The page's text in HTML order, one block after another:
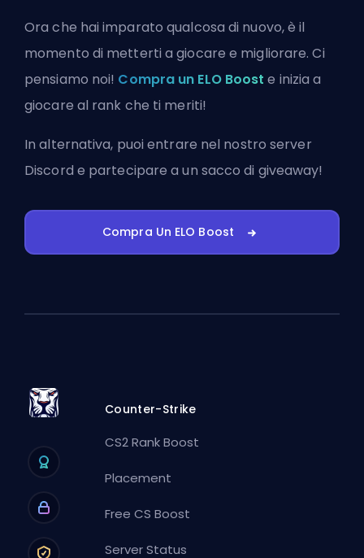
Ora che hai imparato qualcosa di nuovo, è il
momento di metterti a giocare e migliorare. Ci
pensiamo noi! Compra un ELO Boost e inizia a
giocare al rank che ti meriti!
In alternativa, puoientrare nel nostro server
Discord e partecipare a un sacco di giveaway!
Compra Un ELO Boost
Counter-Strike
CS2 Rank Boost
Placement
Free CS Boost
Server Status